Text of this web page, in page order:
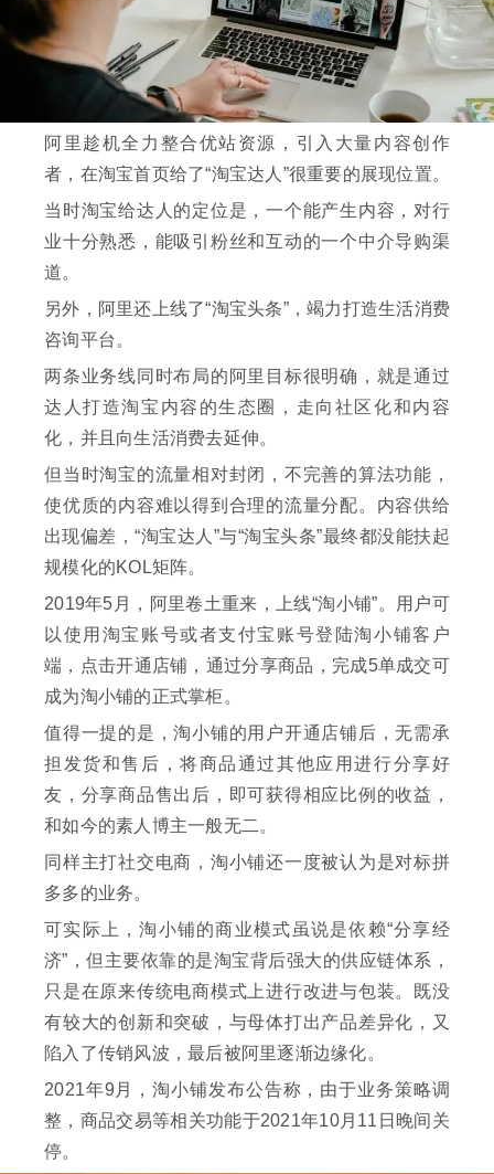
阿里趁机全力整合优站资源，引入大量内容创作
者，在淘宝首页给了“淘宝达人”很重要的展现位置。
当时淘宝给达人的定位是，一个能产生内容，对行
业十分熟悉，能吸引粉丝和互动的一个中介导购渠
道。
另外，阿里还上线了“淘宝头条”，竭力打造生活消费
咨询平台。
两条业务线同时布局的阿里目标很明确，就是通过
达人打造淘宝内容的生态圈，走向社区化和内容
化，并且向生活消费去延伸。
但当时淘宝的流量相对封闭，不完善的算法功能，
使优质的内容难以得到合理的流量分配。内容供给
出现偏差，“淘宝达人”与“淘宝头条”最终都没能扶起
规模化的KOL矩阵。
2019年5月，阿里卷土重来，上线“淘小铺”。用户可
以使用淘宝账号或者支付宝账号登陆淘小铺客户
端，点击开通店铺，通过分享商品，完成5单成交可
成为淘小铺的正式掌柜。
值得一提的是，淘小铺的用户开通店铺后，无需承
担发货和售后，将商品通过其他应用进行分享好
友，分享商品售出后，即可获得相应比例的收益，
和如今的素人博主一般无二。
同样主打社交电商，淘小铺还一度被认为是对标拼
多多的业务。
可实际上，淘小铺的商业模式虽说是依赖“分享经
济”，但主要依靠的是淘宝背后强大的供应链体系，
只是在原来传统电商模式上进行改进与包装。既没
有较大的创新和突破，与母体打出产品差异化，又
陷入了传销风波，最后被阿里逐渐边缘化。
2021年9月，淘小铺发布公告称，由于业务策略调
整，商品交易等相关功能于2021年10月11日晚间关
停。